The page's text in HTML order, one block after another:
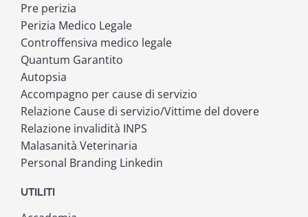
Pre perizia
Perizia Medico Legale
Controffensiva medico legale
Quantum Garantito
Autopsia
Accompagno per cause di servizio
Relazione Cause di servizio/Vittime del dovere
Relazione invalidità INPS
Malasanità Veterinaria
Personal Branding Linkedin
UTILITI